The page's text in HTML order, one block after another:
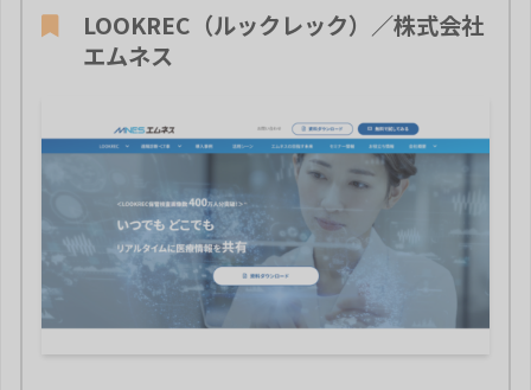
LOOKREC（ルックレック）／株式会社
エムネス